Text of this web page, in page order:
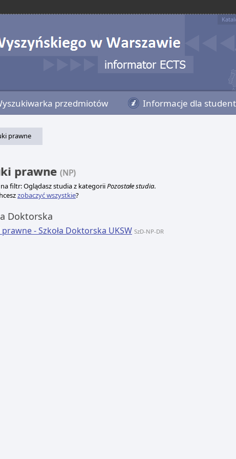
przedmiotów Informacje dla
prawne
prawne (NP)
filtr: Oglądasz studia z kategoriiPozostałe studia.
zobaczyć wszystkie?
Doktorska
- Szkoła Doktorska UKSW SzD-NP-DR